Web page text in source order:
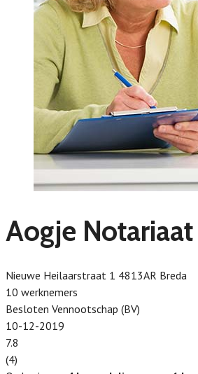
Aogje Notariaat
Nieuwe Heilaarstraat 1 4813AR Breda
10 werknemers
Besloten Vennootschap (BV)
10-12-2019
7.8
(4)